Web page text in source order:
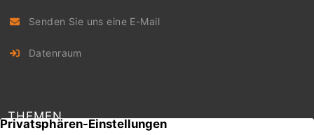
Senden Sie uns eine E-Mail
Datenraum
THEMEN